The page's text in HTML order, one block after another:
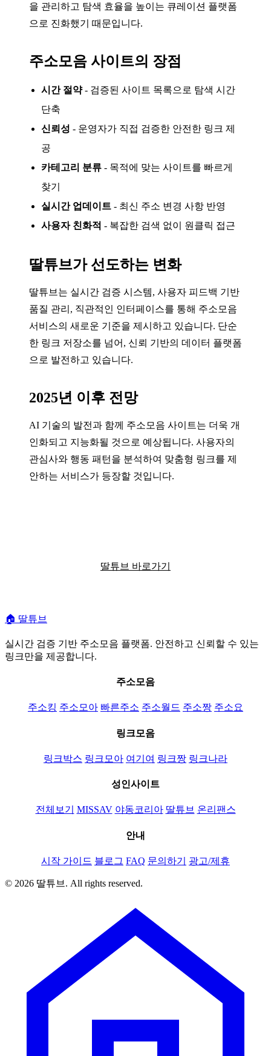
을 관리하고 탐색 효율을 높이는 큐레이션 플랫폼
으로 진화했기 때문입니다.
주소모음 사이트의 장점
시간 절약- 검증된 사이트 목록으로 탐색 시간
단축
신뢰성 - 운영자가 직접 검증한 안전한 링크 제
공
카테고리 분류 - 목적에 맞는 사이트를 빠르게
찾기
실시간 업데이트 - 최신 주소 변경 사항 반영
사용자 친화적 - 복잡한 검색 없이 원클릭 접근
딸튜브가 선도하는 변화
딸튜브는 실시간 검증 시스템, 사용자 피드백 기반
품질 관리, 직관적인 인터페이스를 통해 주소모음
서비스의 새로운 기준을 제시하고 있습니다. 단순
한 링크 저장소를 넘어, 신뢰 기반의 데이터 플랫폼
으로 발전하고 있습니다.
2025년 이후 전망
AI 기술의 발전과 함께 주소모음 사이트는 더욱 개
인화되고 지능화될 것으로 예상됩니다. 사용자의
관심사와 행동 패턴을 분석하여 맞춤형 링크를 제
안하는 서비스가 등장할 것입니다.
딸튜브 바로가기
🏠 딸튜브
실시간 검증 기반 주소모음 플랫폼. 안전하고 신뢰할 수 있는
링크만을 제공합니다.
주소모음
주소킹 주소모아 빠른주소 주소월드 주소짱 주소요
링크모음
링크박스 링크모아 여기여 링크짱 링크나라
성인사이트
전체보기 MISSAV 야동코리아 딸튜브 온리팬스
안내
시작 가이드 블로그 FAQ 문의하기 광고/제휴
© 2026 딸튜브. All rights reserved.